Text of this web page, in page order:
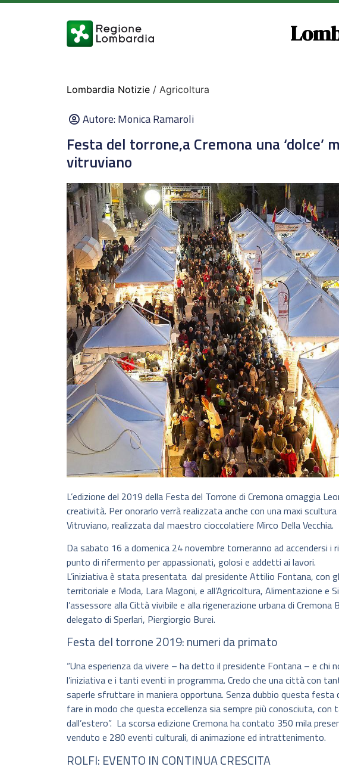
Lombardia Notizie / Agricoltura
Autore:Monica Ramaroli
Festa del torrone,a Cremona una ‘dolce’
vitruviano
L’edizione del 2019 della Festa del Torrone di Cremona omaggia
creatività. Per onorarlo verrà realizzata anche con una maxi
Vitruviano, realizzata dal maestro cioccolatiere Mirco Della Vecchia.
Da sabato 16 a domenica 24 novembre torneranno ad accendersi
punto di rifermento per appassionati, golosi e addetti ai lavori.
L’iniziativa è stata presentata dal presidente Attilio Fontana, con
territoriale e Moda, Lara Magoni, e all’Agricoltura, Alimentazione e
l’assessore alla Città vivibile e alla rigenerazione urbana di
delegato di Sperlari, Piergiorgio Burei.
Festa del torrone 2019: numeri da primato
“Una esperienza da vivere – ha detto il presidente Fontana – e chi
l’iniziativa e i tanti eventi in programma. Credo che una città con
saperle sfruttare in maniera opportuna. Senza dubbio questa
fare in modo che questa eccellenza sia sempre più conosciuta, con
dall’estero”. La scorsa edizione Cremona ha contato 350 mila
venduto e 280 eventi culturali, di animazione ed intrattenimento.
ROLFI: EVENTO IN CONTINUA CRESCITA